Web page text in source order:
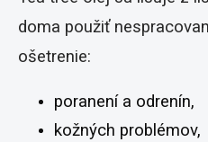
doma použiť
ošetrenie:
poranení a odrenín,
kožných problémov,